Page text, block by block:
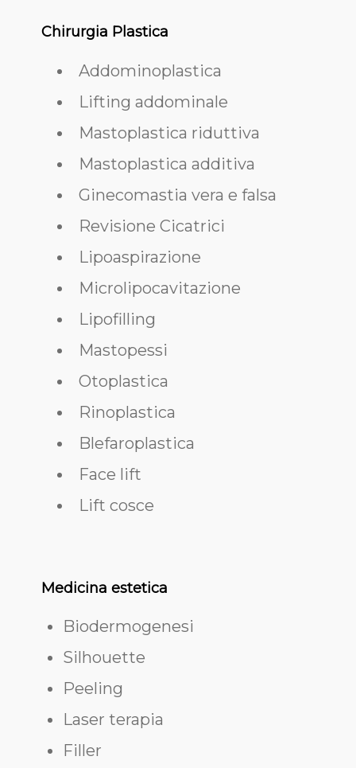
Chirurgia Plastica
Addominoplastica
Lifting addominale
Mastoplastica riduttiva
Mastoplastica additiva
Ginecomastia vera e falsa
Revisione Cicatrici
Lipoaspirazione
Microlipocavitazione
Lipofilling
Mastopessi
Otoplastica
Rinoplastica
Blefaroplastica
Face lift
Lift cosce
Medicina estetica
Biodermogenesi
Silhouette
Peeling
Laser terapia
Filler